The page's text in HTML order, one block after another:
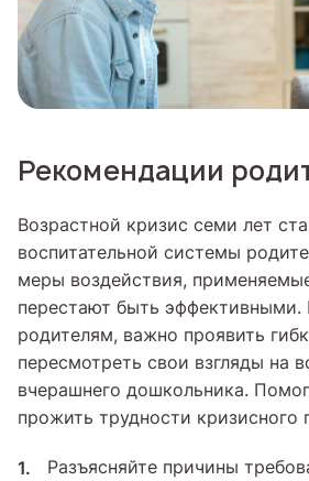
Рекомендации
Возрастной кризис семи лет
воспитательной системы
меры воздействия,
перестают быть эффективными.
родителям, важно проявить
пересмотреть свои взгляды на
вчерашнего дошкольника.
прожить трудности кризисного
Разъясняйте причины